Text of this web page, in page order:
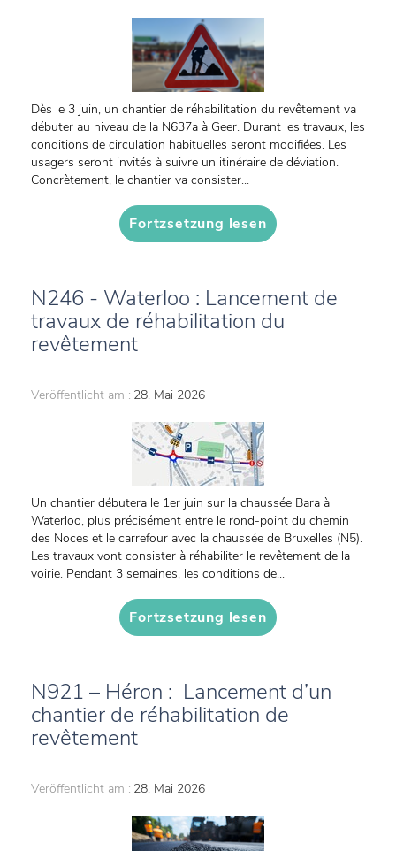
Dès le 3 juin, un chantier de réhabilitation du revêtement va
débuter au niveau de la N637a à Geer. Durant les travaux, les
conditions de circulation habituelles seront modifiées. Les
usagers seront invités à suivre un itinéraire de déviation.
Concrètement, le chantier va consister...
Fortzsetzung lesen
N246 - Waterloo : Lancement de
travaux de réhabilitation du
revêtement
Veröffentlicht am : 28. Mai 2026
Un chantier débutera le 1er juin sur la chaussée Bara à
Waterloo, plus précisément entre le rond-point du chemin
des Noces et le carrefour avec la chaussée de Bruxelles (N5).
Les travaux vont consister à réhabiliter le revêtement de la
voirie. Pendant 3 semaines, les conditions de...
Fortzsetzung lesen
N921 – Héron : Lancement d’un
chantier de réhabilitation de
revêtement
Veröffentlicht am : 28. Mai 2026